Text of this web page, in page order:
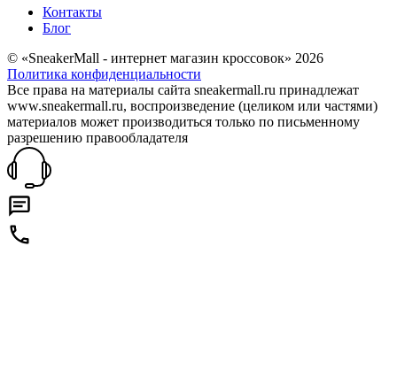
Контакты
Блог
© «SneakerMall - интернет магазин кроссовок» 2026
Политика конфиденциальности
Все права на материалы сайта sneakermall.ru принадлежат
www.sneakermall.ru, воспроизведение (целиком или частями)
материалов может производиться только по письменному
разрешению правообладателя